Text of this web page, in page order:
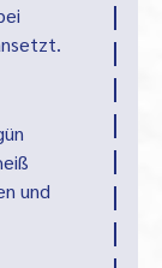
und